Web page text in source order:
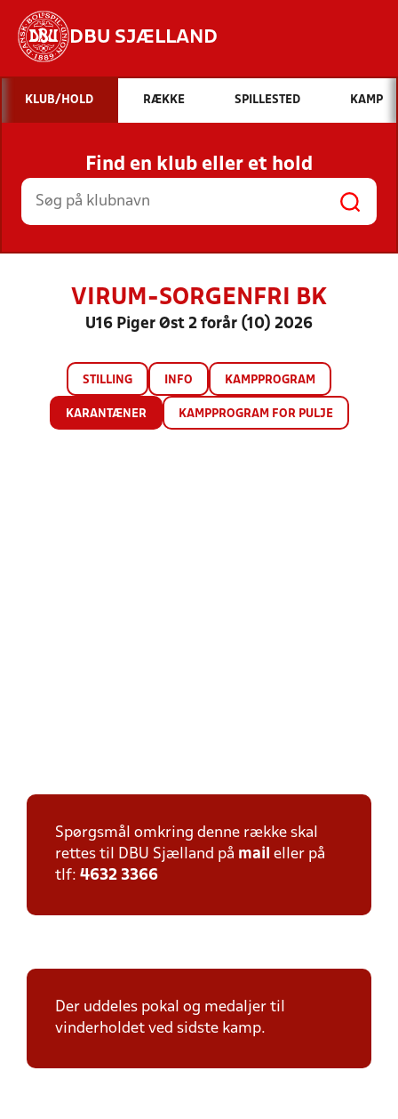
DBU SJÆLLAND
Hvad vil du søge efter?
INDHOLD OG NYHEDER
STILLINGER, RESULTATER, KLUBBER OG
HOLD
KLUB/HOLD RÆKKE SPILLESTED KAMP
Find en klub eller et hold
VIRUM-SORGENFRI BK
U16 Piger Øst 2 forår (10) 2026
STILLING INFO KAMPPROGRAM
KARANTÆNER KAMPPROGRAM FOR PULJE
Spørgsmål omkring denne række skal
rettes til DBU Sjælland på mail eller på
tlf: 4632 3366
Der uddeles pokal og medaljer til
vinderholdet ved sidste kamp.